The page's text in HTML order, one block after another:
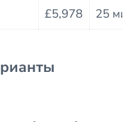
£5,978 25